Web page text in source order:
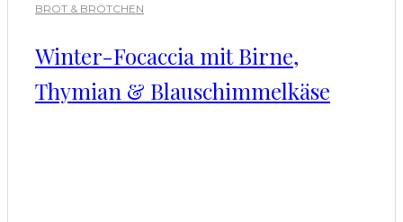
BROT & BRÖTCHEN
Winter-Focaccia mit Birne,
Thymian & Blauschimmelkäse